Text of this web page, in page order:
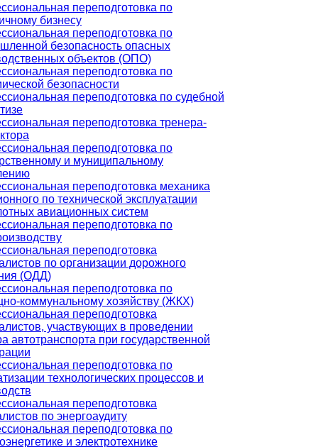
переподготовка по
бизнесу
переподготовка по
безопасность опасных
объектов (ОПО)
переподготовка по
безопасности
переподготовка по судебной
переподготовка тренера-
переподготовка по
и муниципальному
переподготовка механика
по технической эксплуатации
авиационных систем
переподготовка по
переподготовка
по организации дорожного
(ОДД)
переподготовка по
коммунальному хозяйству (ЖКХ)
переподготовка
участвующих в проведении
автотранспорта при государственной
переподготовка по
технологических процессов и
переподготовка
по энергоаудиту
переподготовка по
и электротехнике